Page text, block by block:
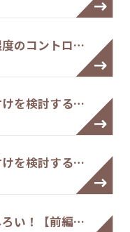
のコントロ…
を検討する…
を検討する…
い！【前編…